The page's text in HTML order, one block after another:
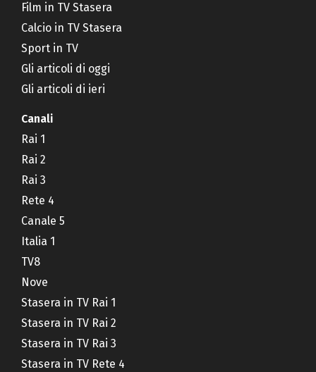
Film in TV Stasera
Calcio in TV Stasera
Sport in TV
Gli articoli di oggi
Gli articoli di ieri
Canali
Rai 1
Rai 2
Rai 3
Rete 4
Canale 5
Italia 1
TV8
Nove
Stasera in TV Rai 1
Stasera in TV Rai 2
Stasera in TV Rai 3
Stasera in TV Rete 4